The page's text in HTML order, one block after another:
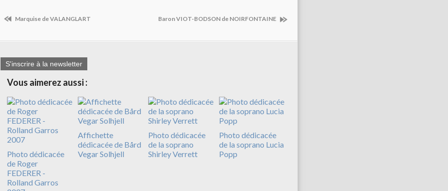
Marquise de VALANGLART Baron VIOT-BODSON de NOIRFONTAINE
S'inscrire à la newsletter
Vous aimerez aussi :
Photo dédicacée
de Roger
FEDERER -
Rolland Garros
Affichette
dédicacée de Bård
Vegar Solhjell
Photo dédicacée
de la soprano
Shirley Verrett
Photo dédicacée
de la soprano Lucia
Popp